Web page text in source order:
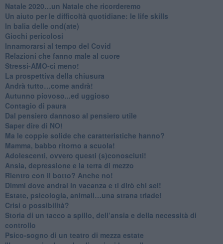
​Natale 2020…un Natale che ricorderemo
Un aiuto per le difficoltà quotidiane: le life skills
​In balia delle ond(ate)
Giochi pericolosi
Innamorarsi al tempo del Covid
​Relazioni che fanno male al cuore
​Stressi-AMO-ci meno!
​La prospettiva della chiusura
​Andrà tutto…come andrà!
Autunno piovoso...ed uggioso
​Contagio di paura
​Dal pensiero dannoso al pensiero utile
​Saper dire di NO!
​Ma le coppie solide che caratteristiche hanno?
​Mamma, babbo ritorno a scuola!
Adolescenti, ovvero questi (s)conosciuti!
Ansia, depressione e la terra di mezzo
​Rientro con il botto? Anche no!
Dimmi dove andrai in vacanza e ti dirò chi sei!
​Estate, psicologia, animali…una strana triade!
​Crisi o possibilità?
​Storia di un tacco a spillo, dell’ansia e della necessità di
controllo
​Psico-sogno di un teatro di mezza estate